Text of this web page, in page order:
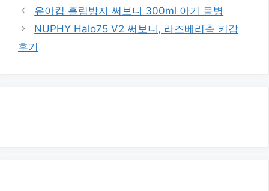
유아컵 흘림방지 써보니 300ml 아기 물병
NUPHY Halo75 V2 써보니, 라즈베리축 키감
후기